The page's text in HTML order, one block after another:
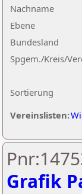
Nachname
Ebene
Sortierung
Bundesland
Spgem./Kreis/
Vereinslisten:
Grafik